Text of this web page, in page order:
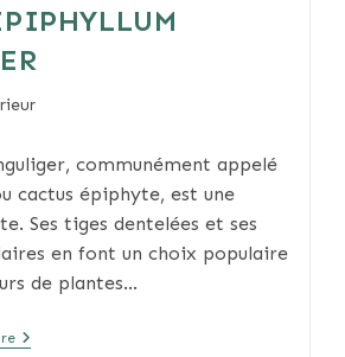
communément appelé
cactus épiphyte, est une
Ses tiges dentelées et ses
en font un choix populaire
de plantes…
Tout